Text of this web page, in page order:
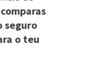
comparas
seguro
o teu